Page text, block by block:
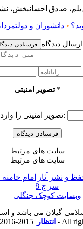
•دانشوران و
فرستادن ارسال دیدگاه
تصویر امنیتی *
تصویر امنیتی را وارد کنید:
سایت های مرتبط
سایت های مرتبط
و نشر آثار امام خامنه
سراج 8
وبسایت کوچک جنگلی
گیلان می باشد و
انتظار 2015-2016 -